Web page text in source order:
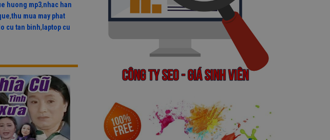
huong mp3,nhac han
,thu mua may phat
cu tan binh, laptop cu